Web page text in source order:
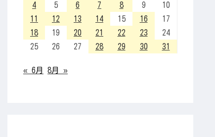
4
5 6 7 8 9
10
11
12 13 14 15 16
17
18
19 20 21 22 23
24
25
26 27 28 29 30 31
« 6月 8月 »